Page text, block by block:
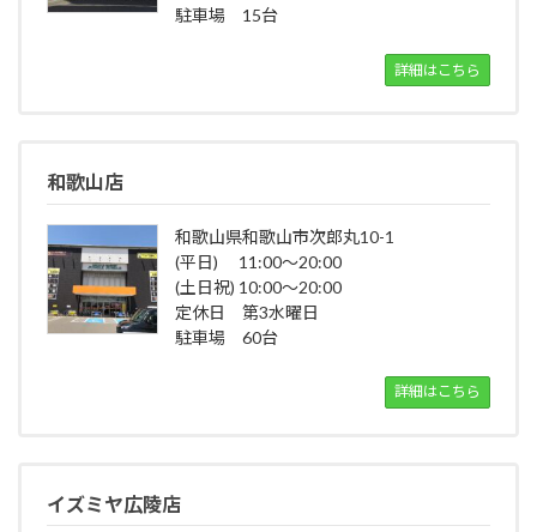
駐車場 15台
詳細はこちら
和歌山店
和歌山県和歌山市次郎丸10-1
(平日) 11:00～20:00
(土日祝) 10:00～20:00
定休日 第3水曜日
駐車場 60台
詳細はこちら
イズミヤ広陵店